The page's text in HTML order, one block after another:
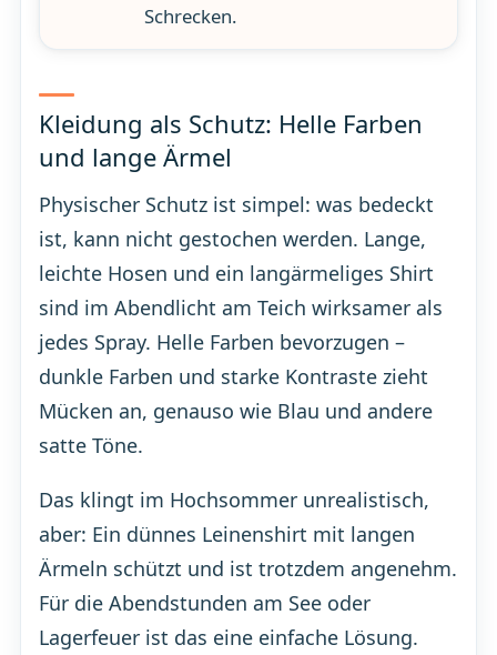
Schrecken.
Kleidung als Schutz: Helle Farben
und lange Ärmel
Physischer Schutz ist simpel: was bedeckt
ist, kann nicht gestochen werden. Lange,
leichte Hosen und ein langärmeliges Shirt
sind im Abendlicht am Teich wirksamer als
jedes Spray. Helle Farben bevorzugen –
dunkle Farben und starke Kontraste zieht
Mücken an, genauso wie Blau und andere
satte Töne.
Das klingt im Hochsommer unrealistisch,
aber: Ein dünnes Leinenshirt mit langen
Ärmeln schützt und ist trotzdem angenehm.
Für die Abendstunden am See oder
Lagerfeuer ist das eine einfache Lösung.